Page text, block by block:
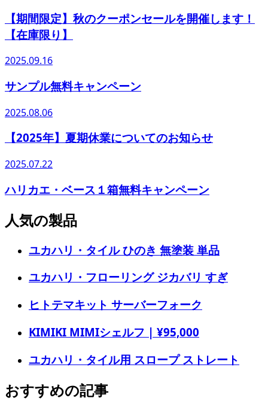
【期間限定】秋のクーポンセールを開催します！
【在庫限り】
2025.09.16
サンプル無料キャンペーン
2025.08.06
【2025年】夏期休業についてのお知らせ
2025.07.22
ハリカエ・ベース１箱無料キャンペーン
人気の製品
ユカハリ・タイル ひのき 無塗装 単品
ユカハリ・フローリング ジカバリ すぎ
ヒトテマキット サーバーフォーク
KIMIKI MIMIシェルフ | ¥95,000
ユカハリ・タイル用 スロープ ストレート
おすすめの記事